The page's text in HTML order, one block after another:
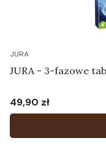
JURA
JURA - 3-fazowe
Cena
49,90 zł